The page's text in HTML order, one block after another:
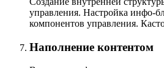
управления. Настройка инфо-
компонентов управления.
Наполнение контентом